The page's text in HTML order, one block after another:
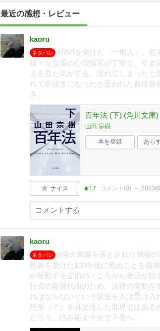
最近の感想・レビュー
kaoru
ネタバレ
HAVIを受けた「一般人」、処
様々な立場の心理描写が丁寧で、引
えを見た気がする。壊れてしまった
れて骨抜きになったと思われた遊佐
き。
百年法 (下) (角川文庫)
山田 宗樹
本を登録 あら
ナイス ★17 コメント(0) 2023/
kaoru
ネタバレ
6発の原爆を落とされた戦後
処置を受けた100年後に死ぬことを義
が発動する直前のところから物語が始
社会の新陳代謝のため、法律の発動
ればならないという状況を人は受け
想形（？）を具現化した世界ではあ
だろう。読み応え十分で下巻へ。